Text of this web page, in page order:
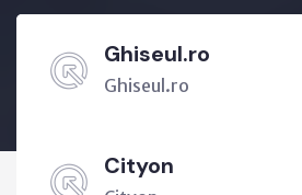
Ghiseul.ro
Ghiseul.ro
Cityon